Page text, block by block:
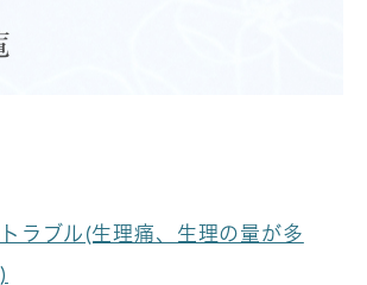
ラブル(生理痛、生理の量が多